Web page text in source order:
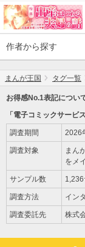
作者から探す
まんが王国 タグ一覧
お得感No.1表記につい
「電子コミックサービ
調査期間 2026
調査対象
まん
をメ
サンプル数
調査方法 イン
調査委託先 株式